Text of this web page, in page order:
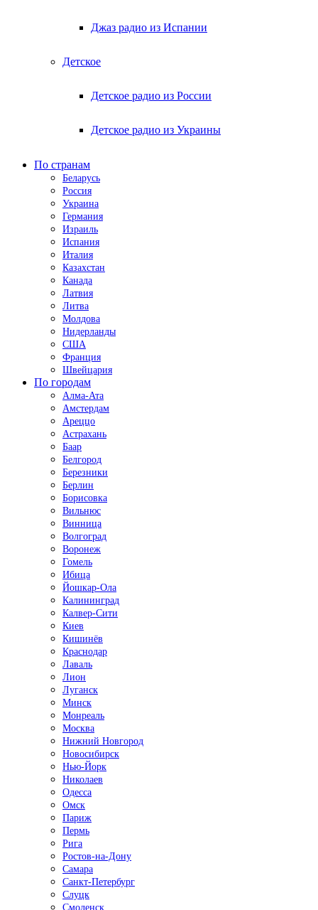
Джаз радио из Испании
Детское
Детское радио из России
Детское радио из Украины
По странам
Беларусь
Россия
Украина
Германия
Израиль
Испания
Италия
Казахстан
Канада
Латвия
Литва
Молдова
Нидерланды
США
Франция
Швейцария
По городам
Алма-Ата
Амстердам
Ареццо
Астрахань
Баар
Белгород
Березники
Берлин
Борисовка
Вильнюс
Винница
Волгоград
Воронеж
Гомель
Ибица
Йошкар-Ола
Калининград
Калвер-Сити
Киев
Кишинёв
Краснодар
Лаваль
Лион
Луганск
Минск
Монреаль
Москва
Нижний Новгород
Новосибирск
Нью-Йорк
Николаев
Одесса
Омск
Париж
Пермь
Рига
Ростов-на-Дону
Самара
Санкт-Петербург
Слуцк
Смоленск